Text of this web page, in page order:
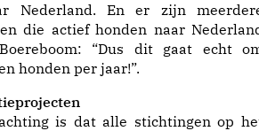
Nederland. En er zijn
die actief honden naar
“Dus dit gaat echt
honden per jaar!”.
is dat alle stichtingen op